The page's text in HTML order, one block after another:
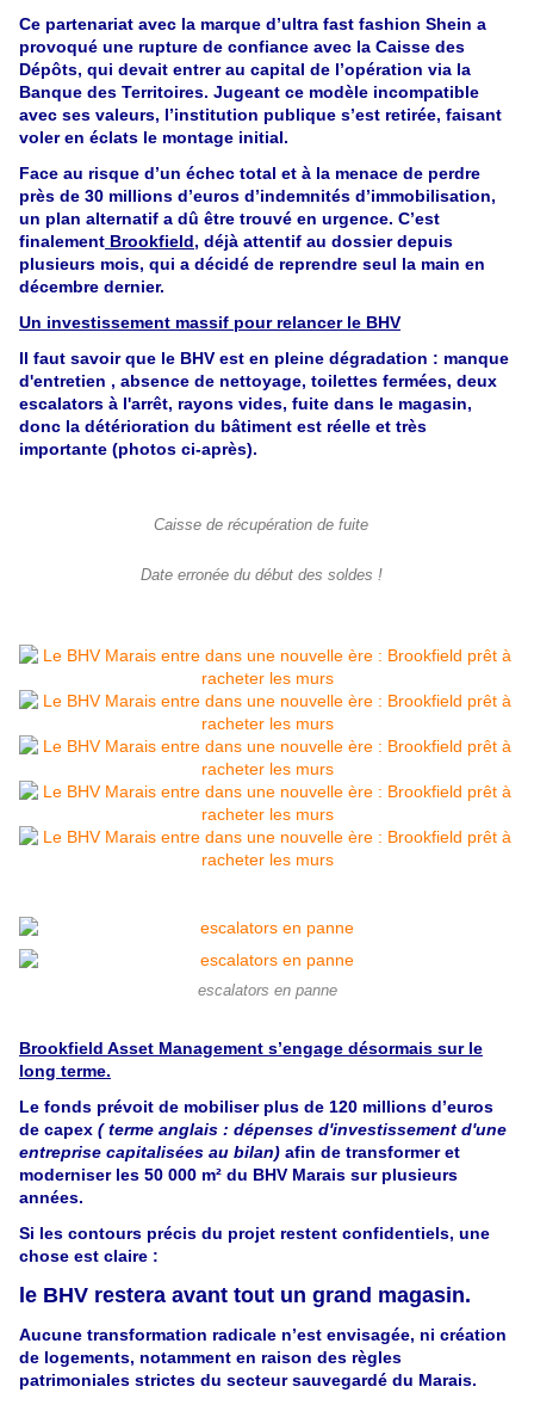
Ce partenariat avec la marque d’ultra fast fashion Shein a
provoqué une rupture de confiance avec la Caisse des
Dépôts, qui devait entrer au capital de l’opération via la
Banque des Territoires. Jugeant ce modèle incompatible
avec ses valeurs, l’institution publique s’est retirée, faisant
voler en éclats le montage initial.
Face au risque d’un échec total et à la menace de perdre
près de 30 millions d’euros d’indemnités d’immobilisation,
un plan alternatif a dû être trouvé en urgence. C’est
finalement Brookfield, déjà attentif au dossier depuis
plusieurs mois, qui a décidé de reprendre seul la main en
décembre dernier.
Un investissement massif pour relancer le BHV
Il faut savoir que le BHV est en pleine dégradation : manque
d'entretien , absence de nettoyage, toilettes fermées, deux
escalators à l'arrêt, rayons vides, fuite dans le magasin,
donc la détérioration du bâtiment est réelle et très
importante (photos ci-après).
Caisse de récupération de fuite
Date erronée du début des soldes !
escalators en panne
Brookfield Asset Management s’engage désormais sur le
long terme.
Le fonds prévoit de mobiliser plus de 120 millions d’euros
de capex ( terme anglais : dépenses d'investissement d'une
entreprise capitalisées au bilan) afin de transformer et
moderniser les 50 000 m² du BHV Marais sur plusieurs
années.
Si les contours précis du projet restent confidentiels, une
chose est claire :
le BHV restera avant tout un grand magasin.
Aucune transformation radicale n’est envisagée, ni création
de logements, notamment en raison des règles
patrimoniales strictes du secteur sauvegardé du Marais.